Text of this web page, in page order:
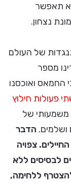
תאפשר
נצחון.
של העולם
מספר
החמאס ואוכסנו
פעולות חילוץ
של
ושלמים. הדבר
צפויה
לבסיסים ללא
להצטרף ללחימה,